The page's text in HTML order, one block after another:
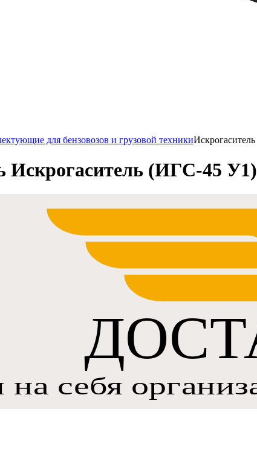
для бензовозов и грузовой техникиИскрогаситель
Искрогаситель (ИГС-45 У1)